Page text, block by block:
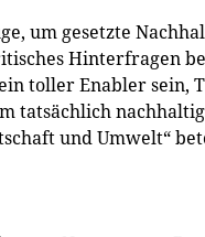
um gesetzte
Hinterfragen
toller Enabler sein,
tatsächlich
und Umwelt“